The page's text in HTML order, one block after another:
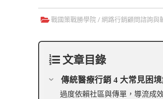
戰國策戰勝學院 /網路行銷顧問諮詢與
文章目錄
傳統醫療行銷 4 大常見困
過度依賴社區與傳單，導流成